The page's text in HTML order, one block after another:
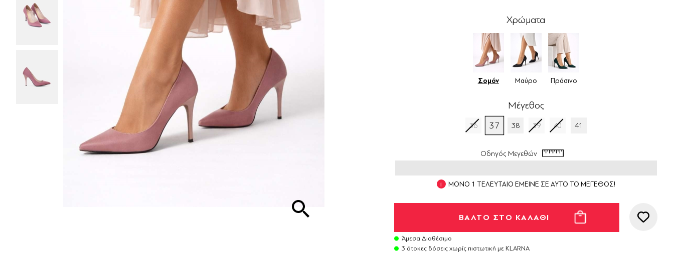
Χρώματα
Σομόν Μαύρο Πράσινο
Μέγεθος
36 37 38 39 40 41
Οδηγός Μεγεθών
ΜΟΝΟ 1 ΤΕΛΕΥΤΑΙΟ ΕΜΕΙΝΕ ΣΕ ΑΥΤΟ ΤΟ ΜΕΓΕΘΟΣ!
Άμεσα Διαθέσιμο
3 άτοκες δόσεις χωρίς πιστωτική με KLARNA